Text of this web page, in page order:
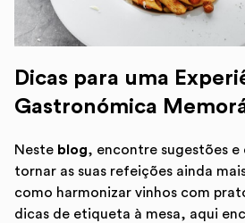
Dicas para uma
Gastronómica
Neste blog, encontre sugestões e
tornar as suas refeições ainda
como harmonizar vinhos com
dicas de etiqueta à mesa, aqui